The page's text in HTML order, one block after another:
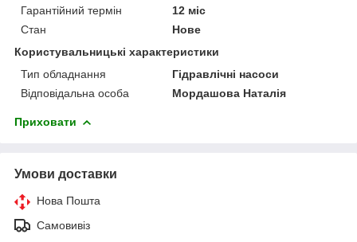
Гарантійний термін
12 міс
Стан
Нове
Користувальницькі характеристики
Тип обладнання
Гідравлічні насоси
Відповідальна особа
Мордашова Наталія
Приховати
Умови доставки
Нова Пошта
Самовивіз